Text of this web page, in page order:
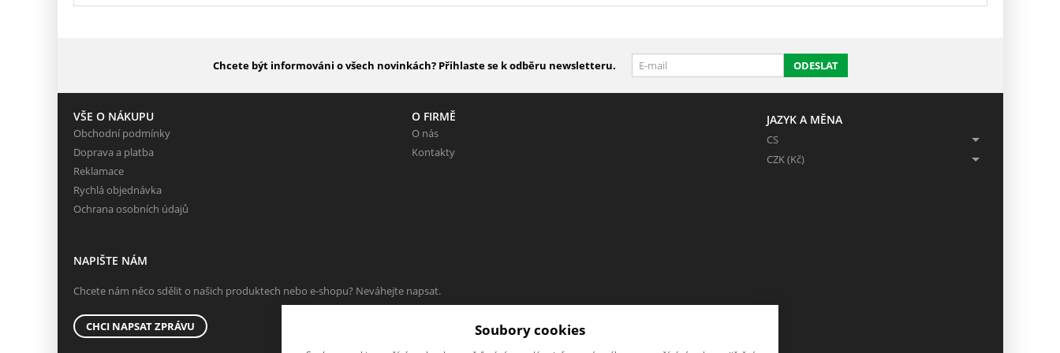
Chcete být informováni o všech novinkách? Přihlaste se k odběru newsletteru. ODESLAT
VŠE O NÁKUPU
Obchodní podmínky
Doprava a platba
Reklamace
Rychlá objednávka
Ochrana osobních údajů
O FIRMĚ
O nás
Kontakty
JAZYK A MĚNA
CS
CZK (Kč)
NAPIŠTE NÁM
Chcete nám něco sdělit o našich produktech nebo e-shopu? Neváhejte napsat.
CHCI NAPSAT ZPRÁVU Soubory cookies